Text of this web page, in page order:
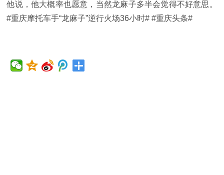
他说，他大概率也愿意，当然龙麻子多半会觉得不好意思。
#重庆摩托车手“龙麻子”逆行火场36小时# #重庆头条#